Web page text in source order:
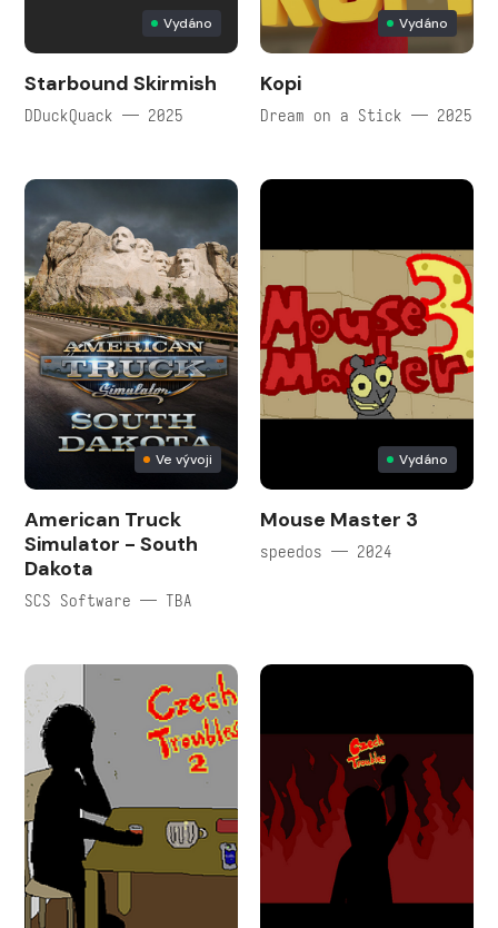
Vydáno
Starbound Skirmish
DDuckQuack — 2025
Vydáno
Kopi
Dream on a Stick — 2025
Ve vývoji
American Truck
Simulator - South
Dakota
SCS Software — TBA
Vydáno
Mouse Master 3
speedos — 2024